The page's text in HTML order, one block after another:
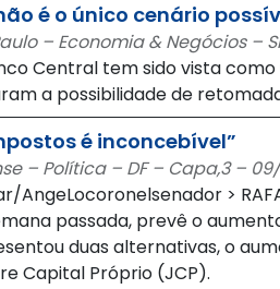
é o único cenário
– Economia & Negócios –
Central tem sido vista
a possibilidade de
é inconcebível”
– Política – DF – Capa,3 –
AngeLocoronelsenador >
passada, prevê o
duas alternativas, o
Capital Próprio (JCP).